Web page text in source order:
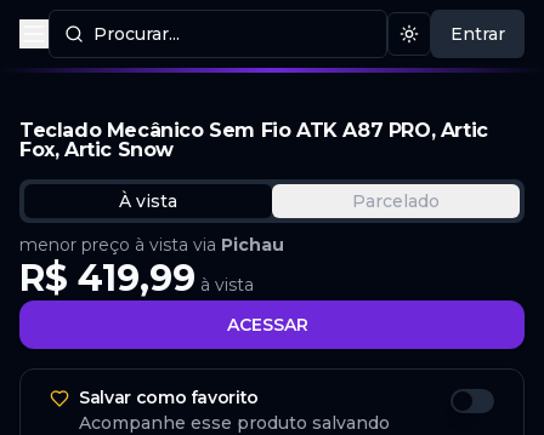
Procurar...
Procurar produtos Mudar tema
Entrar
Teclado Mecânico Sem Fio ATK A87 PRO, Artic
Fox, Artic Snow
À vista
Parcelado
menor preço à vista via Pichau
R$ 419,99 à vista
ACESSAR
Salvar como favorito
Acompanhe esse produto salvando